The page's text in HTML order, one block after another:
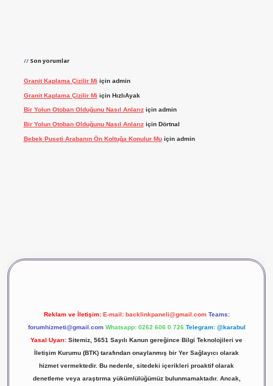
Son yorumlar
Granit Kaplama Çizilir Mi için admin
Granit Kaplama Çizilir Mi için HızlıAyak
Bir Yolun Otoban Olduğunu Nasıl Anlarıziçin admin
Bir Yolun Otoban Olduğunu Nasıl Anlarıziçin Dörtnal
Bebek Puseti Arabanın Ön Koltuğa Konulur Muiçin admin
Reklam ve İletişim: E-mail: backlinkpaneli@gmail.com Teams:
forumhizmeti@gmail.com Whatsapp: 0262 606 0 726 Telegram: @karabul
Yasal Uyarı: Sitemiz, 5651 Sayılı Kanun gereğince Bilgi Teknolojileri ve
İletişim Kurumu (BTK) tarafından onaylanmış bir Yer Sağlayıcı olarak
hizmet vermektedir. Bu nedenle, sitedeki içerikleri proaktif olarak
denetleme veya araştırma yükümlülüğümüz bulunmamaktadır. Ancak,